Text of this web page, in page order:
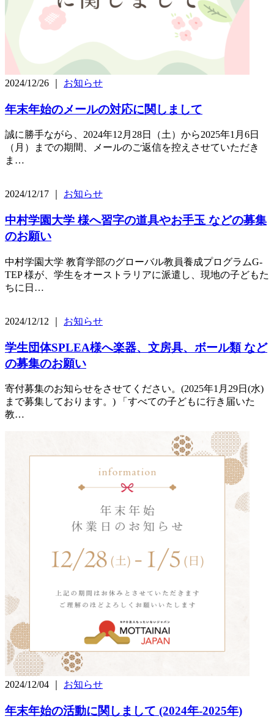
2024/12/26 ｜ お知らせ
年末年始のメールの対応に関しまして
誠に勝手ながら、2024年12月28日（土）から2025年1月6日
（月）までの期間、メールのご返信を控えさせていただき
ま…
2024/12/17 ｜ お知らせ
中村学園大学 様へ習字の道具やお手玉 などの募集
のお願い
中村学園大学 教育学部のグローバル教員養成プログラムG-
TEP 様が、学生をオーストラリアに派遣し、現地の子どもた
ちに日…
2024/12/12 ｜ お知らせ
学生団体SPLEA様へ楽器、文房具、ボール類 など
の募集のお願い
寄付募集のお知らせをさせてください。(2025年1月29日(水)
まで募集しております。) 「すべての子どもに行き届いた
教…
2024/12/04 ｜ お知らせ
年末年始の活動に関しまして (2024年-2025年)